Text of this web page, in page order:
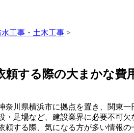
工事・土木工事 >
頼する際の大まかな費
奈川県横浜市に拠点を置き、関東一
・足場など、建設業界に必要不可
頼する際、気になる方が多い情報の